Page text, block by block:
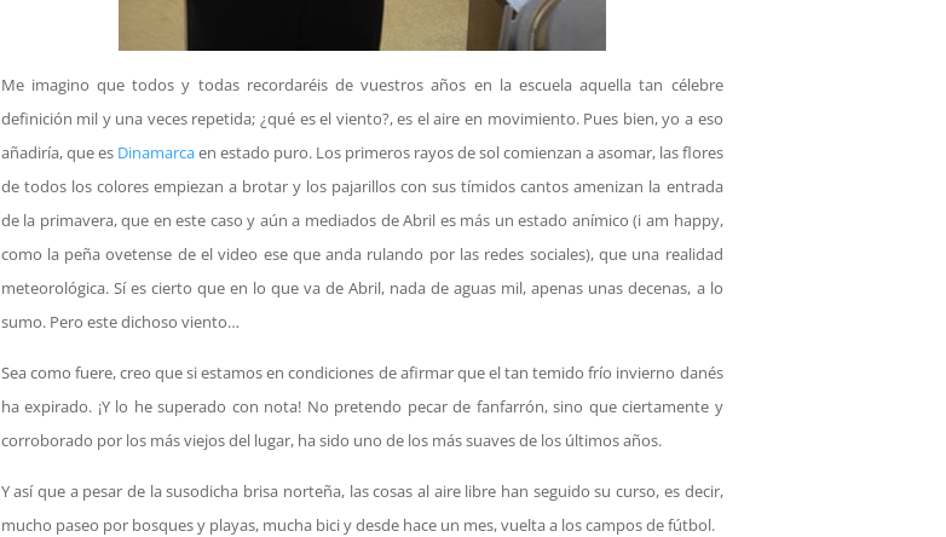
Me imagino que todos y todas recordaréis de vuestros años en la escuela aquella tan célebre
definición mil y una veces repetida; ¿qué es el viento?, es el aire en movimiento. Pues bien, yo a eso
añadiría, que es Dinamarcaen estado puro. Los primeros rayos de sol comienzan a asomar, las flores
de todos los colores empiezan a brotar y los pajarillos con sus tímidos cantos amenizan la entrada
de la primavera, que en este caso y aún a mediados de Abril es más un estado anímico (i am happy,
como la peña ovetense de el video ese que anda rulando por las redes sociales), que una realidad
meteorológica. Sí es cierto que en lo que va de Abril, nada de aguas mil, apenas unas decenas, a lo
sumo. Pero este dichoso viento…
Sea como fuere, creo que si estamos en condiciones de afirmar que el tan temido frío invierno danés
ha expirado. ¡Y lo he superado con nota! No pretendo pecar de fanfarrón, sino que ciertamente y
corroborado por los más viejos del lugar, ha sido uno de los más suaves de los últimos años.
Y así que a pesar de la susodicha brisa norteña, las cosas al aire libre han seguido su curso, es decir,
mucho paseo por bosques y playas, mucha bici y desde hace un mes, vuelta a los campos de fútbol.